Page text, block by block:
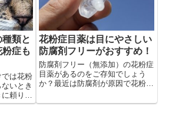
類と
症も
は花粉
いとき
頼りに
眼薬」
花粉症目薬は目にやさしい
防腐剤フリーがおすすめ！
防腐剤フリー（無添加）の花粉症
目薬があるのをご存知でしょう
か？最近は防腐剤が原因で花粉症
が増えてきているとも聞きます。